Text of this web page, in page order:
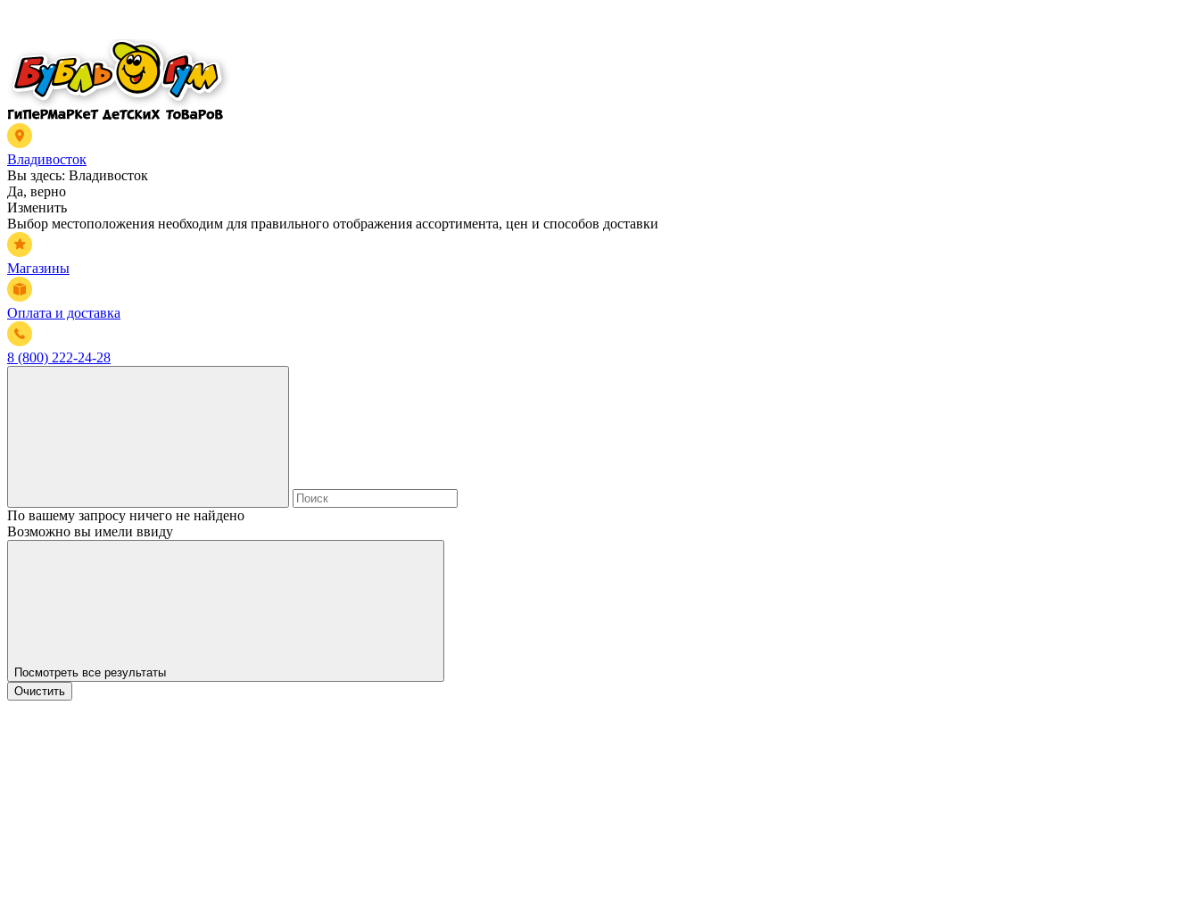
Владивосток
Вы здесь: Владивосток
Да, верно
Изменить
Выбор местоположения необходим для правильного отображения ассортимента, цен и способов доставки
Магазины
Оплата и доставка
8 (800) 222-24-28
По вашему запросу ничего не найдено
Возможно вы имели ввиду
Посмотреть все результаты
Очистить